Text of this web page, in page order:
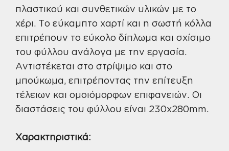
πλαστικού και συνθετικών υλικών με το
χέρι. Το εύκαμπτο χαρτί και η σωστή κόλλα
επιτρέπουν το εύκολο δίπλωμα και σχίσιμο
του φύλλου ανάλογα με την εργασία.
Αντιστέκεται στο στρίψιμο και στο
μπούκωμα, επιτρέποντας την επίτευξη
τέλειων και ομοιόμορφων επιφανειών. Οι
διαστάσεις του φύλλου είναι 230x280mm.
Χαρακτηριστικά: